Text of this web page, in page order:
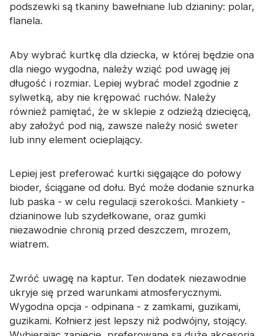
podszewki są tkaniny bawełniane lub dzianiny: polar,
flanela.
Aby wybrać kurtkę dla dziecka, w której będzie ona
dla niego wygodna, należy wziąć pod uwagę jej
długość i rozmiar. Lepiej wybrać model zgodnie z
sylwetką, aby nie krępować ruchów. Należy
również pamiętać, że w sklepie z odzieżą dziecięcą,
aby założyć pod nią, zawsze należy nosić sweter
lub inny element ocieplający.
Lepiej jest preferować kurtki sięgające do połowy
bioder, ściągane od dołu. Być może dodanie sznurka
lub paska - w celu regulacji szerokości. Mankiety -
dzianinowe lub szydełkowane, oraz gumki
niezawodnie chronią przed deszczem, mrozem,
wiatrem.
Zwróć uwagę na kaptur. Ten dodatek niezawodnie
ukryje się przed warunkami atmosferycznymi.
Wygodna opcja - odpinana - z zamkami, guzikami,
guzikami. Kołnierz jest lepszy niż podwójny, stojący.